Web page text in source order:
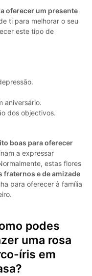
oferecer um presente
ti para melhorar o seu
este tipo de
aniversário.
dos objectivos.
boas para oferecer
a expressar
estas flores
fraternos e de amizade
para oferecer à família
podes
uma rosa
íris em